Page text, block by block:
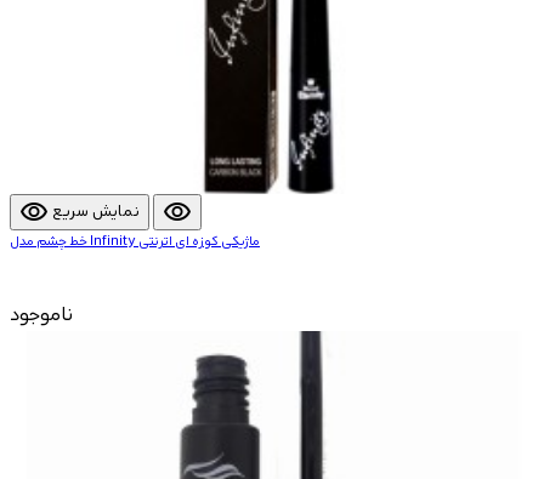
visibility نمایش سریع visibility
خط چشم مدل Infinity ماژیکی کوزه ای اترنتی
ناموجود